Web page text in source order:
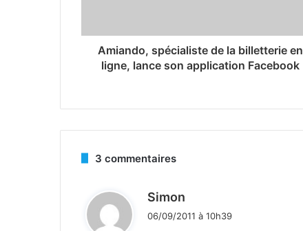
Amiando, spécialiste de la billetterie en
ligne, lance son application Facebook
3 commentaires
Simon
06/09/2011 à 10h39